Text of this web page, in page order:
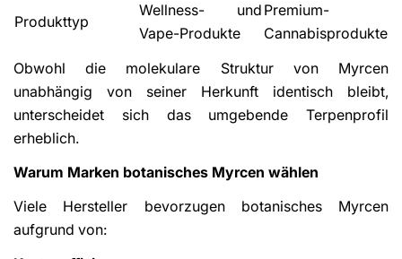
Produkttyp
Wellness- und
Vape-Produkte
Premium-
Cannabisprodukte
Obwohl die molekulare Struktur von Myrcen
unabhängig von seiner Herkunft identisch bleibt,
unterscheidet sich das umgebende Terpenprofil
erheblich.
Warum Marken botanisches Myrcen wählen
Viele Hersteller bevorzugen botanisches Myrcen
aufgrund von: